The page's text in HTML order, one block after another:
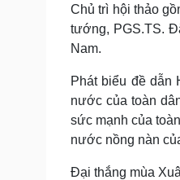
Chủ trì hội thảo
tướng, PGS.TS.
Nam.
Phát biểu đề dẫn
nước của toàn
sức mạnh của
nước nồng nàn
Đại thắng mùa